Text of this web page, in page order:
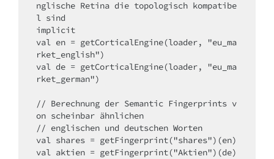
nglische Retina die topologisch kompatibe
l sind
implicit
val en = getCorticalEngine(loader, "eu_ma
rket_english")
val de = getCorticalEngine(loader, "eu_ma
rket_german")
// Berechnung der Semantic Fingerprints v
on scheinbar ähnlichen
// englischen und deutschen Worten
val shares = getFingerprint("shares")(en)
val aktien = getFingerprint("Aktien")(de)